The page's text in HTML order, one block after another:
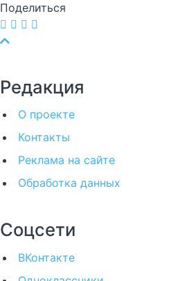
Поделиться
Редакция
О проекте
Контакты
Реклама на сайте
Обработка данных
Соцсети
ВКонтакте